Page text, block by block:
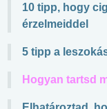
10 tipp, hogy
érzelmeiddel
5 tipp a
Hogyan tartsd